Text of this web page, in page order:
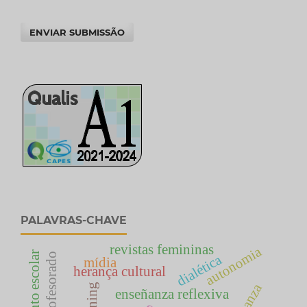
ENVIAR SUBMISSÃO
PALAVRAS-CHAVE
enseñanza reflexiva
herança cultural dialéticaautonomia
mídia
revistas femininas